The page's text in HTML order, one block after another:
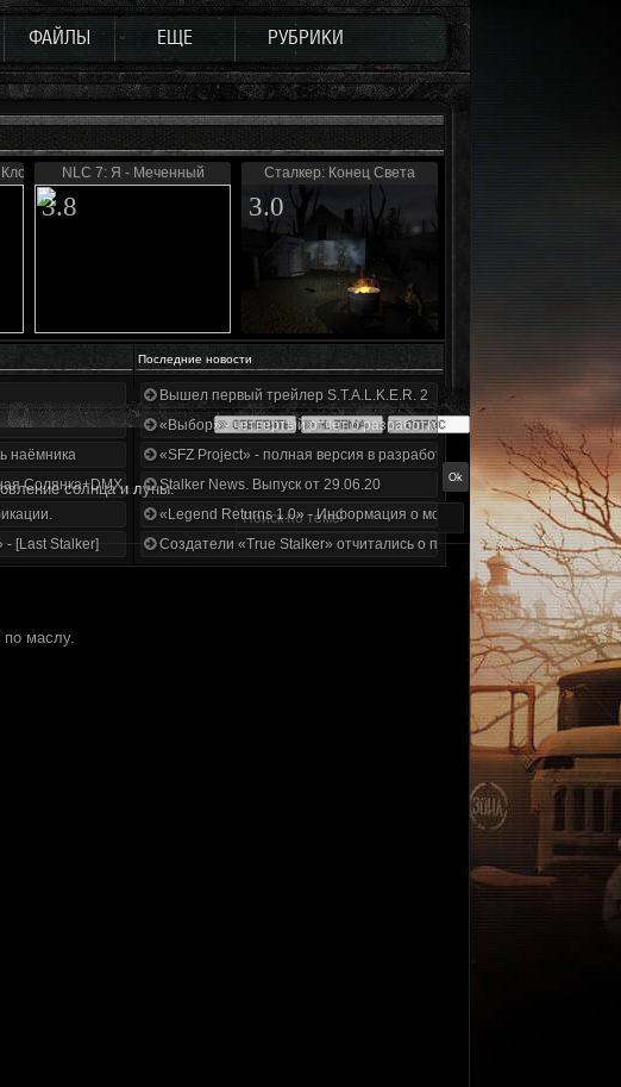
ФАЙЛЫ ЕЩЕ РУБРИКИ
2.0
NLC 7: Я - Меченный
3.8
Сталкер: Конец Света
3.0
Последние новости
трейлера
наёмника
Солянка+DMX 1.3.5.ООП.МА.К.
[Last Stalker]
Вышел первый трейлер S.T.A.L.K.E.R. 2
«Выбор» - четвертый отчет о разработке!
«SFZ Project» - полная версия в разработке!
Stalker News. Выпуск от 29.06.20
«Legend Returns 1.0» - Информация о моде за июнь 2020
Создатели «True Stalker» отчитались о проделанной работе
солнца и луны.
по маслу.